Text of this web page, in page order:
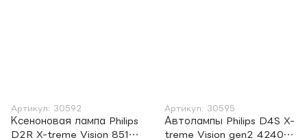
Артикул: 30592
Ксеноновая лампа Philips
D2R X-treme Vision 85126
Артикул: 30595
Автолампы Philips D4S X-
treme Vision gen2 42402